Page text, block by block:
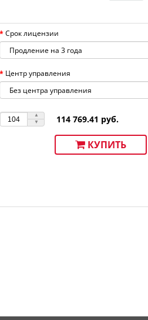
Срок лицензии
Центр управления
114 769.41 руб.
КУПИТЬ